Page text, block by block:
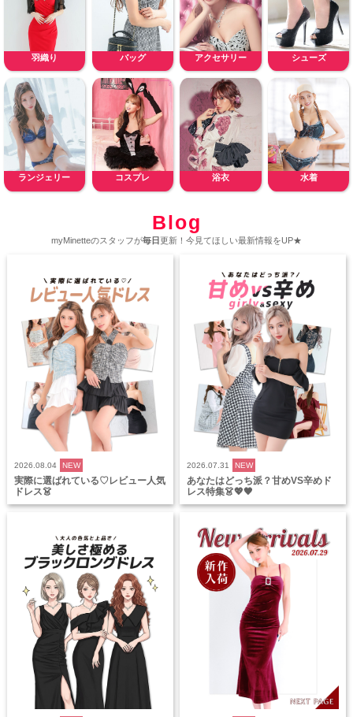
羽織り バッグ アクセサリー シューズ
ランジェリー コスプレ 浴衣 水着
Blog
myMinetteのスタッフが毎日 更新！今見てほしい最新情報をUP★
2026.08.04 NEW
実際に選ばれている♡レビュー人気
ドレス👗
2026.07.31 NEW
あなたはどっち派？甘めVS辛めド
レス特集👗💖🖤